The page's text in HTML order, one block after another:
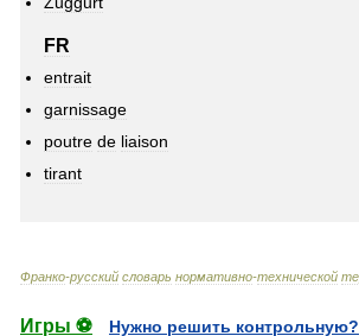
FR
entrait
garnissage
poutre de liaison
tirant
Франко-русский словарь нормативно-технической
Игры ⚽
Нужно решить контрольную?